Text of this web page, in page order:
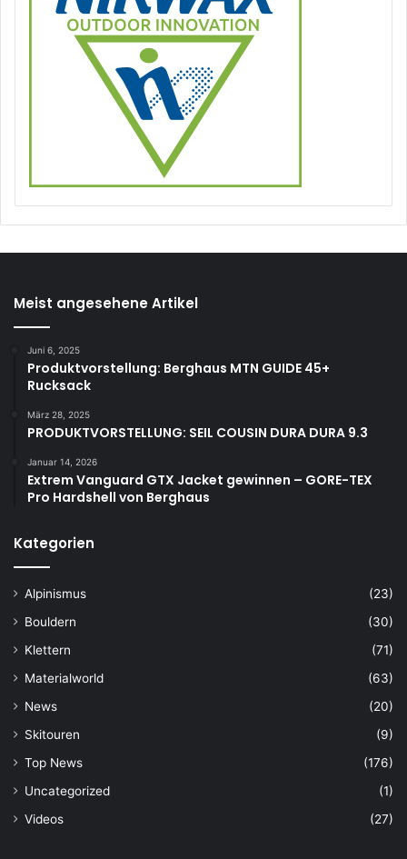
Meist angesehene Artikel
Juni 6, 2025
Produktvorstellung: Berghaus MTN GUIDE 45+
Rucksack
März 28, 2025
PRODUKTVORSTELLUNG: SEIL COUSIN DURA DURA 9.3
Januar 14, 2026
Extrem Vanguard GTX Jacket gewinnen – GORE-TEX
Pro Hardshell von Berghaus
Kategorien
Alpinismus
(23)
Bouldern
(30)
Klettern
(71)
Materialworld
(63)
News
(20)
Skitouren
(9)
Top News
(176)
Uncategorized
(1)
Videos
(27)